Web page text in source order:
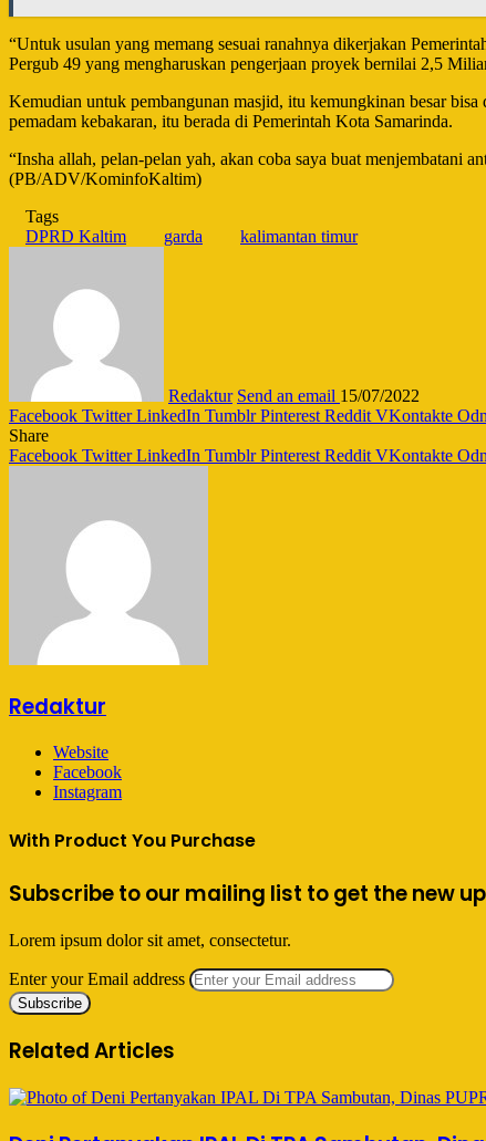
“Untuk usulan yang memang sesuai ranahnya dikerjakan
Pergub 49 yang mengharuskan pengerjaan proyek bernilai 2,5
Kemudian untuk pembangunan masjid, itu kemungkinan besar
pemadam kebakaran, itu berada di Pemerintah Kota Samarinda.
“Insha allah, pelan-pelan yah, akan coba saya buat menjembatani
(PB/ADV/KominfoKaltim)
Tags
DPRD Kaltim
garda kalimantan timur
Redaktur Send an email 15/07/2022
Facebook Twitter LinkedIn Tumblr Pinterest Reddit VKontakte
Share
Facebook Twitter LinkedIn Tumblr Pinterest Reddit VKontakte
Redaktur
Website
Facebook
Instagram
With Product You Purchase
Subscribe to our mailing list to get the new
Lorem ipsum dolor sit amet, consectetur.
Enter your Email address
Related Articles